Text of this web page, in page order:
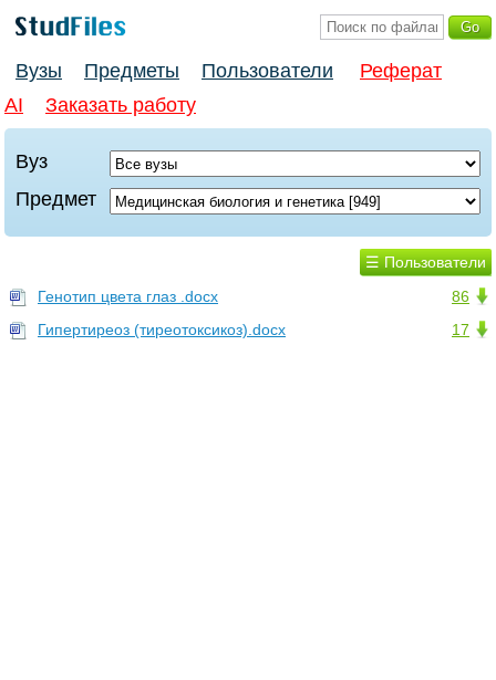
Вузы Предметы Пользователи
Реферат
AI
Заказать работу
Вуз
Предмет
☰ Пользователи
86
Генотип цвета глаз .docx
17
Гипертиреоз (тиреотоксикоз).docx